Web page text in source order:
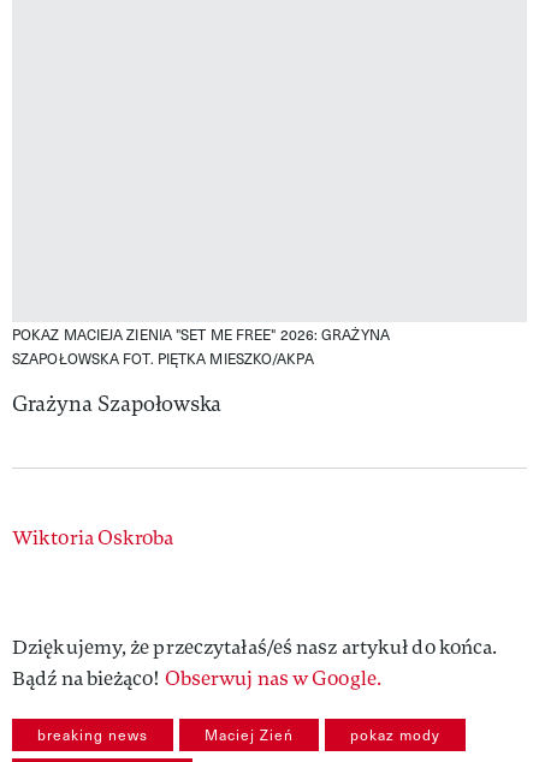
POKAZ MACIEJA ZIENIA "SET ME FREE" 2026: GRAŻYNA
SZAPOŁOWSKA FOT. PIĘTKA MIESZKO/AKPA
Grażyna Szapołowska
Authors
Wiktoria Oskroba
Dziękujemy, że przeczytałaś/eś nasz artykuł do końca.
Bądź na bieżąco! Obserwuj nas w Google.
breaking news Maciej Zień pokaz mody